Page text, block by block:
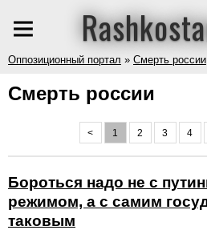
Оппозиционный портал » Смерть россии
Смерть россии
< 1 2 3 4
Бороться надо не с
режимом, а с самим
таковым